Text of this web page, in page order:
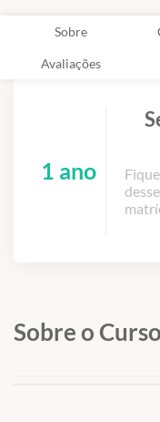
Sobre
Avaliações
1 ano
Sobre o Curso